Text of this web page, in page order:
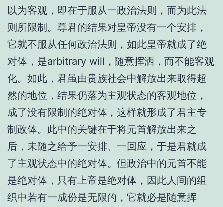
以为客观，即在于服从一政治法则，而为此法
则所限制。尊君的结果对皇帝没有一个安排，
它就不服从任何政治法则，如此皇帝就成了绝
对体，是arbitrary will，随意挥洒，而不能客观
化。如此，君虽由贵族社会中解放出来取得超
然的地位，结果仍落为主观状态的客观地位，
成了没有限制的绝对体，这样就形成了君主专
制政体。此中的关键在于将元首解放出来之
后，未随之给予一安排、一回应，于是君就成
了主观状态中的绝对体。但政治中的元首不能
是绝对体，只有上帝是绝对体，因此人间的组
织中若有一成份是无限的，它就必是随意挥